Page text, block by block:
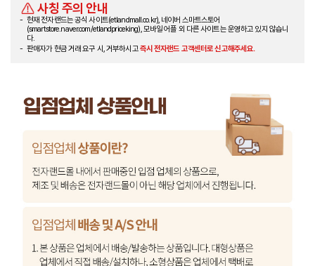
사칭 주의 안내
현재 전자랜드는 공식 사이트(etlandmall.co.kr), 네이버 스마트스토어
(smartstore.naver.com/etlandpriceking), 모바일 어플 외 다른 사이트는 운영하고 있지 않습니
다.
판매자가 현금 거래 요구 시, 거부하시고즉시 전자랜드 고객센터로 신고해주세요.